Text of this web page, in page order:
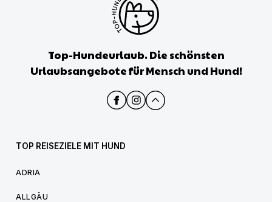
Top-Hundeurlaub. Die schönsten
Urlaubsangebote für Mensch und Hund!
TOP REISEZIELE MIT HUND
ADRIA
ALLGÄU